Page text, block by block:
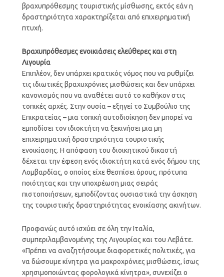
βραχυπρόθεσμης τουριστικής μίσθωσης, εκτός εάν η
δραστηριότητα χαρακτηρίζεται από επιχειρηματική
πτυχή.
Βραχυπρόθεσμες ενοικιάσεις ελεύθερες και στη
Λιγουρία
Επιπλέον, δεν υπάρχει κρατικός νόμος που να ρυθμίζει
τις ιδιωτικές βραχυχρόνιες μισθώσεις και δεν υπάρχει
κανονισμός που να αναθέτει αυτό το καθήκον στις
τοπικές αρχές. Στην ουσία – εξηγεί το Συμβούλιο της
Επικρατείας – μια τοπική αυτοδιοίκηση δεν μπορεί να
εμποδίσει τον ιδιοκτήτη να ξεκινήσει μια μη
επιχειρηματική δραστηριότητα τουριστικής
ενοικίασης. Η απόφαση του διοικητικού δικαστή
δέχεται την έφεση ενός ιδιοκτήτη κατά ενός δήμου της
Λομβαρδίας, ο οποίος είχε θεσπίσει όρους, πρότυπα
ποιότητας και την υποχρέωση μιας σειράς
πιστοποιήσεων, εμποδίζοντας ουσιαστικά την άσκηση
της τουριστικής δραστηριότητας ενοικίασης ακινήτων.
Προφανώς αυτό ισχύει σε όλη την Ιταλία,
συμπεριλαμβανομένης της Λιγουρίας και του Λεβάτε.
«Πρέπει να αναζητήσουμε διαφορετικές πολιτικές, για
να δώσουμε κίνητρα για μακροχρόνιες μισθώσεις, ίσως
χρησιμοποιώντας φορολογικά κίνητρα», συνεχίζει ο